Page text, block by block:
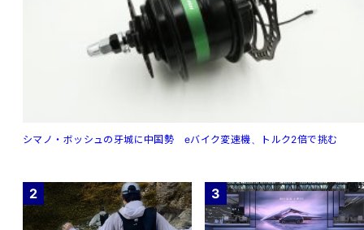
シマノ・ボッシュの牙城に中国勢 eバイク変速機、トルク2倍で挑む
2 3